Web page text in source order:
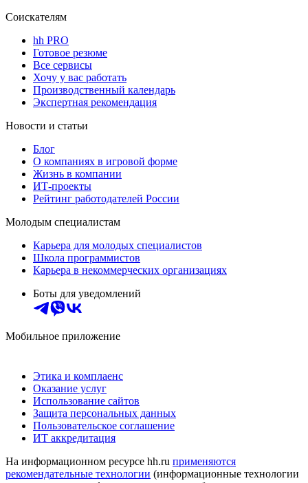
Соискателям
hh PRO
Готовое резюме
Все сервисы
Хочу у вас работать
Производственный календарь
Экспертная рекомендация
Новости и статьи
Блог
О компаниях в игровой форме
Жизнь в компании
ИТ-проекты
Рейтинг работодателей России
Молодым специалистам
Карьера для молодых специалистов
Школа программистов
Карьера в некоммерческих организациях
Боты для уведомлений
Мобильное приложение
Этика и комплаенс
Оказание услуг
Использование сайтов
Защита персональных данных
Пользовательское соглашение
ИТ аккредитация
На информационном ресурсе hh.ru применяются
рекомендательные технологии (информационные технологии